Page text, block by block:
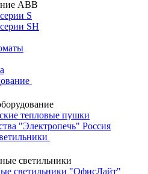
АВВ
S
SH
тепловые пушки
"Электропечь" Россия
светильники
светильники "ОфисЛайт"